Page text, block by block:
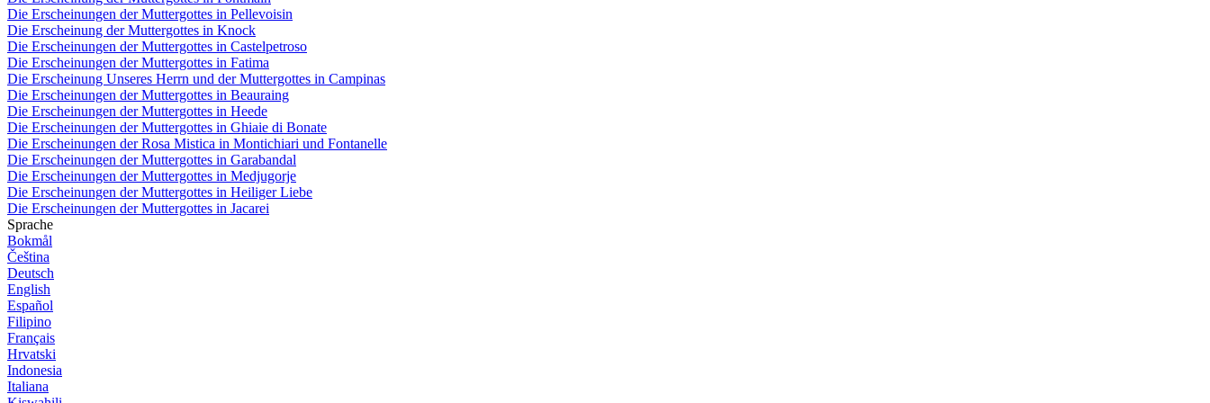
Die Erscheinungen der Muttergottes in Pellevoisin
Die Erscheinung der Muttergottes in Knock
Die Erscheinungen der Muttergottes in Castelpetroso
Die Erscheinungen der Muttergottes in Fatima
Die Erscheinung Unseres Herrn und der Muttergottes in Campinas
Die Erscheinungen der Muttergottes in Beauraing
Die Erscheinungen der Muttergottes in Heede
Die Erscheinungen der Muttergottes in Ghiaie di Bonate
Die Erscheinungen der Rosa Mistica in Montichiari und Fontanelle
Die Erscheinungen der Muttergottes in Garabandal
Die Erscheinungen der Muttergottes in Medjugorje
Die Erscheinungen der Muttergottes in Heiliger Liebe
Die Erscheinungen der Muttergottes in Jacarei
Sprache
Bokmål
Čeština
Deutsch
English
Español
Filipino
Français
Hrvatski
Indonesia
Italiana